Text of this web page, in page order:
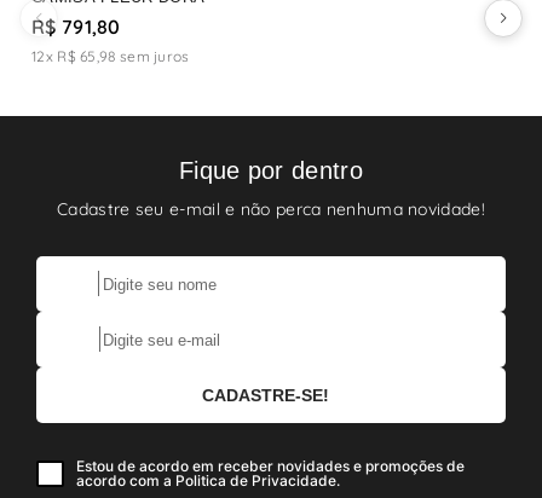
R$ 791,80
12x R$ 65,98 sem juros
Fique por dentro
Cadastre seu e-mail e não perca nenhuma novidade!
Estou de acordo em receber novidades e promoções de
acordo com a Politica de Privacidade.